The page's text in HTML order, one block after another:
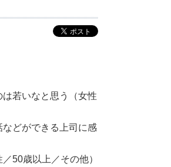
若いなと思う（女性
などができる上司に感
50歳以上／その他）